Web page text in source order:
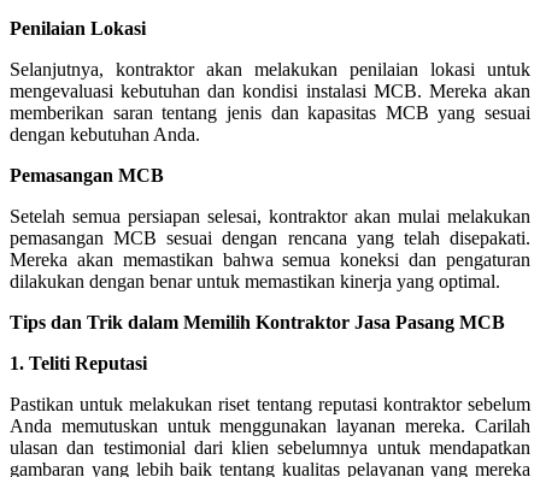
Penilaian Lokasi
Selanjutnya, kontraktor akan melakukan penilaian lokasi untuk
mengevaluasi kebutuhan dan kondisi instalasi MCB. Mereka akan
memberikan saran tentang jenis dan kapasitas MCB yang sesuai
dengan kebutuhan Anda.
Pemasangan MCB
Setelah semua persiapan selesai, kontraktor akan mulai melakukan
pemasangan MCB sesuai dengan rencana yang telah disepakati.
Mereka akan memastikan bahwa semua koneksi dan pengaturan
dilakukan dengan benar untuk memastikan kinerja yang optimal.
Tips dan Trik dalam Memilih Kontraktor Jasa Pasang MCB
1. Teliti Reputasi
Pastikan untuk melakukan riset tentang reputasi kontraktor sebelum
Anda memutuskan untuk menggunakan layanan mereka. Carilah
ulasan dan testimonial dari klien sebelumnya untuk mendapatkan
gambaran yang lebih baik tentang kualitas pelayanan yang mereka